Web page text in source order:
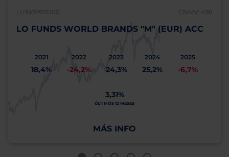
LU1809976100 CNMV: 498
LO FUNDS WORLD BRANDS "M" (EUR) ACC
2021
18,4%
2022
-24,2%
2023
24,3%
2024
25,2%
2025
-6,7%
3,31%
ÚLTIMOS 12 MESES
MÁS INFO